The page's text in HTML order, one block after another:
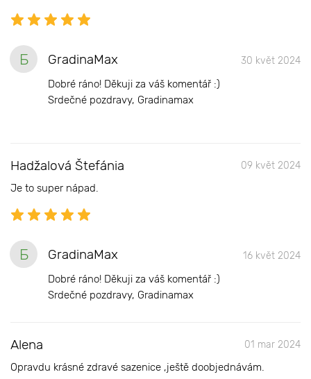
Б GradinaMax 30 květ 2024
Dobré ráno! Děkuji za váš komentář :)
Srdečné pozdravy, Gradinamax
Hadžalová Štefánia 09 květ 2024
Je to super nápad.
Б GradinaMax 16 květ 2024
Dobré ráno! Děkuji za váš komentář :)
Srdečné pozdravy, Gradinamax
Alena 01 mar 2024
Opravdu krásné zdravé sazenice ,ještě doobjednávám.